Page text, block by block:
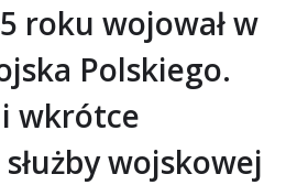
roku wojował w
Polskiego.
wkrótce
wojskowej